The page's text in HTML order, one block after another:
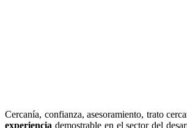
Cercanía, confianza, asesoramiento, trato
experiencia demostrable en el sector del